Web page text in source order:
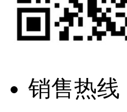
销售热线